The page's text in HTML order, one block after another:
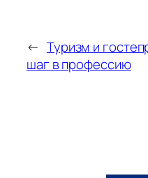
← Туризм и
шаг в профессию